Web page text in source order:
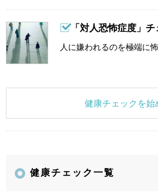
「対人恐怖症度」チ
人に嫌われるのを極端に
健康チェックを始
健康チェック一覧